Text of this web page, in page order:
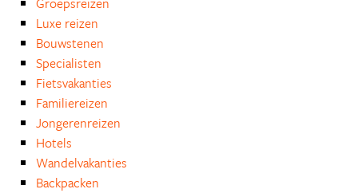
Luxe reizen
Bouwstenen
Specialisten
Fietsvakanties
Familiereizen
Jongerenreizen
Hotels
Wandelvakanties
Backpacken